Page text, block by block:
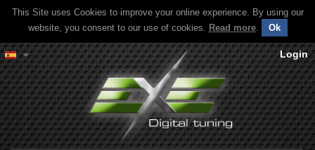
This Site uses Cookies to improve your online experience. By using our
website, you consent to our use of cookies. Read more. Ok
Login